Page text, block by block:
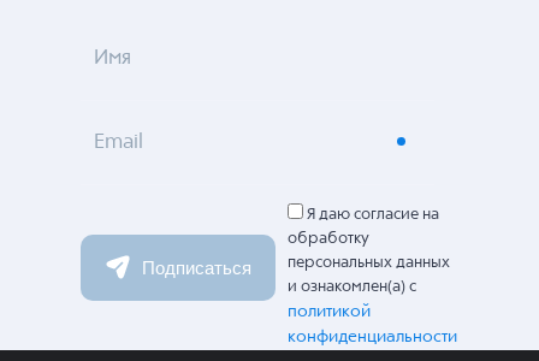
Имя
Email
Подписаться
Я даю согласие на
обработку
персональных данных
и ознакомлен(а) с
политикой
конфиденциальности